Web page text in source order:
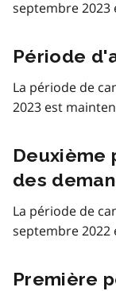
septembre 2023
Période
La période de
2023 est
Deuxième
des
La période de
septembre 2022
Première